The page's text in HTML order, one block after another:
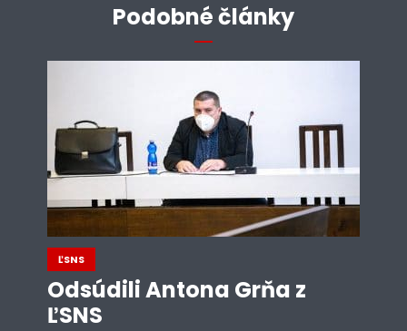
Podobné články
ĽSNS
Odsúdili Antona Grňa z
ĽSNS